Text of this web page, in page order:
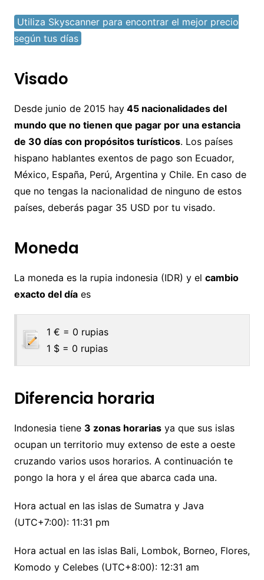
Utiliza Skyscanner para encontrar el mejor precio
según tus días
Visado
Desde junio de 2015 hay45 nacionalidades del
mundo que no tienen que pagar por una estancia
de 30 días con propósitos turísticos. Los países
hispano hablantes exentos de pago son Ecuador,
México, España, Perú, Argentina y Chile. En caso de
que no tengas la nacionalidad de ninguno de estos
países, deberás pagar 35 USD por tu visado.
Moneda
La moneda es la rupia indonesia (IDR) y el cambio
exacto del díaes
1 € = 0 rupias
1 $ = 0 rupias
Diferencia horaria
Indonesia tiene 3 zonas horariasya que sus islas
ocupan un territorio muy extenso de este a oeste
cruzando varios usos horarios. A continuación te
pongo la hora y el área que abarca cada una.
Hora actual en las islas de Sumatra y Java
(UTC+7:00): 11:31 pm
Hora actual en las islas Bali, Lombok, Borneo, Flores,
Komodo y Celebes (UTC+8:00): 12:31 am